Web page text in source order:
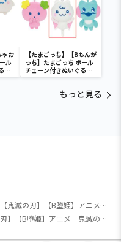
ゃお
ル
み
【たまごっち】【Bもんが
っち】たまごっち ボール
チェーン付きぬいぐるみ
～Tamagotchi
もっと見る
【鬼滅の刃】【B堕姫】アニメ「鬼滅の刃」 ちびぐるみvol.4
【鬼滅の刃】【B堕姫】アニメ「鬼滅の刃」 ちびぐるみvol.4